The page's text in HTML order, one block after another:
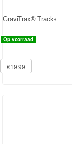
GraviTrax® Tracks
Op voorraad
€19.99